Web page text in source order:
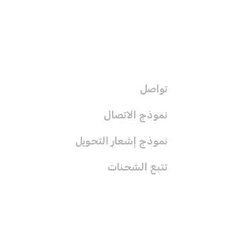
تواصل
نموذج الاتصال
نموذج إشعار التحويل
تتبع الشحنات